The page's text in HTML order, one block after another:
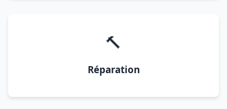
🔨
Réparation